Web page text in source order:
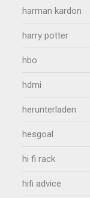
harman kardon
harry potter
hbo
hdmi
herunterladen
hesgoal
hi fi rack
hifi advice